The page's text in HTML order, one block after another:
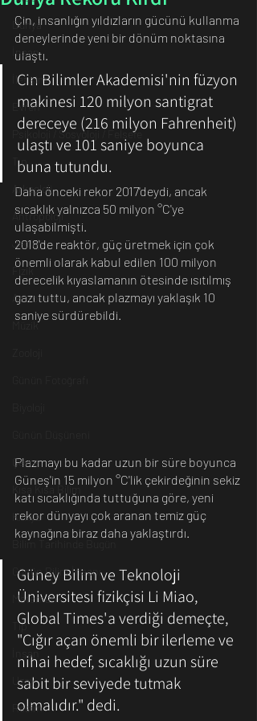
Dünya
İnsan
İletişim
Evren
Psikoloji / Sosyoloji / Felsefe
Tıp
Arkeoloji
Antropoloji
Jeoloji
Fizik
Astronomi
Müzik
Çevre
Kısa Kısa Bilim
Kimya
Bilim Tarihinde Bugün
Günün Bilim İnsanı
Matematik
Tıp
İnsan
Uzay
Resim
Çin, insanlığın yıldızların gücünü kullanma
deneylerinde yeni bir dönüm noktasına
ulaştı.
Çin Bilimler Akademisi'nin füzyon
makinesi 120 milyon santigrat
dereceye (216 milyon Fahrenheit)
ulaştı ve 101 saniye boyunca
buna tutundu.
Daha önceki rekor 2017'deydi, ancak
sıcaklık yalnızca 50 milyon °C'ye
ulaşabilmişti.
2018'de reaktör, güç üretmek için çok
önemli olarak kabul edilen 100 milyon
derecelik kıyaslamanın ötesinde ısıtılmış
gazı tuttu, ancak plazmayı yaklaşık 10
saniye sürdürebildi.
Plazmayı bu kadar uzun bir süre boyunca
Güneş'in 15 milyon °C'lik çekirdeğinin sekiz
katı sıcaklığında tuttuğuna göre, yeni
rekor dünyayı çok aranan temiz güç
kaynağına biraz daha yaklaştırdı.
Güney Bilim ve Teknoloji
Üniversitesi fizikçisi Li Miao,
Global Times'a verdiği demeçte,
"Çığır açan önemli bir ilerleme ve
nihai hedef, sıcaklığı uzun süre
sabit bir seviyede tutmak
olmalıdır." dedi.